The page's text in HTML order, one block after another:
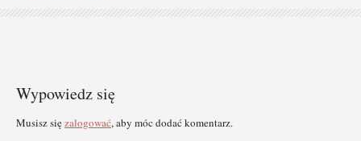
Wypowiedz się
Musisz sięzalogować, aby móc dodać komentarz.